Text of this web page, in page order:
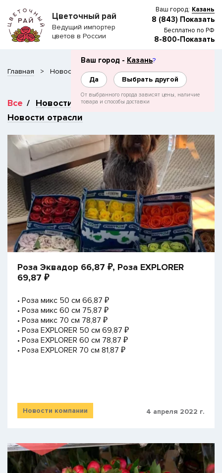
Ваш город: Казань
Ваш город - Казань?
Да Выбрать другой
От выбранного города зависят цены, наличие
товара и способы доставки
8 (843) Показать
Бесплатно по РФ
8-800-Показать
Цветочный рай
Ведущий импортер
цветов в России
Главная Новости
Все Новости компании
СМИ о нас
Новости отрасли
Роза Эквадор 66,87 ₽, Роза EXPLORER
69,87 ₽
• Роза микс 50 см 66,87 ₽
• Роза микс 60 см 75,87 ₽
• Роза микс 70 см 78,87 ₽
• Роза EXPLORER 50 см 69,87 ₽
• Роза EXPLORER 60 см 78,87 ₽
• Роза EXPLORER 70 см 81,87 ₽
Новости компании 4 апреля 2022 г.